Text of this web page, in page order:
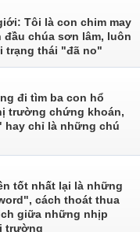
Tôi là con chim may
đầu chúa sơn lâm, luôn
trạng thái "đã no"
đi tìm ba con hổ
trường chứng khoán,
hay chỉ là những chú
tốt nhất lại là những
cách thoát thua
giữa những nhịp
trường